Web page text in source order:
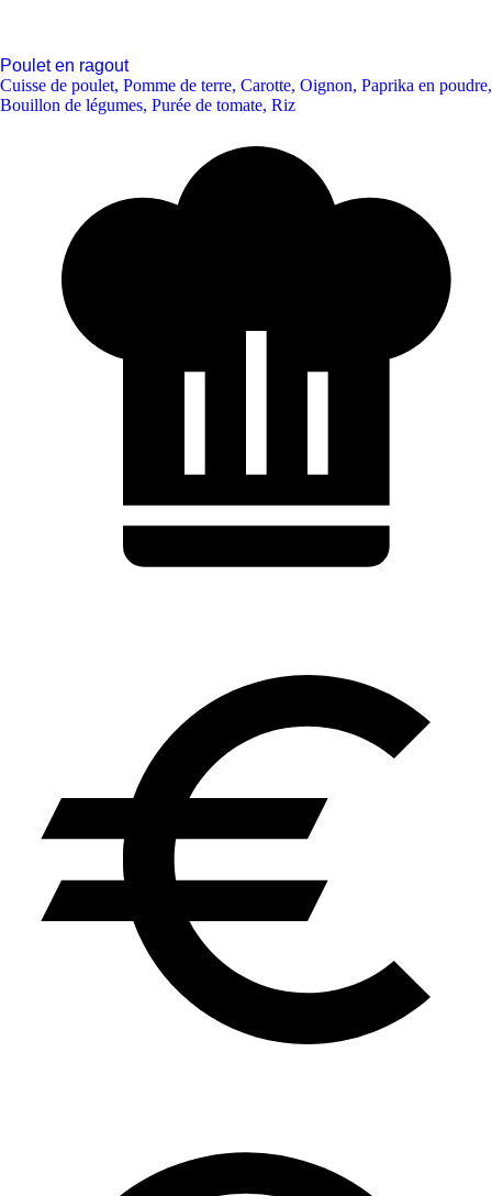
Poulet en ragout
Cuisse de poulet, Pomme de terre, Carotte, Oignon, Paprika en poudre,
Bouillon de légumes, Purée de tomate, Riz